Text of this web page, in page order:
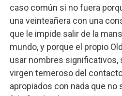
caso común si no fuera
una veinteañera con una
que le impide salir de la
mundo, y porque el propio
usar nombres significativos,
virgen temeroso del
apropiados con nada que no